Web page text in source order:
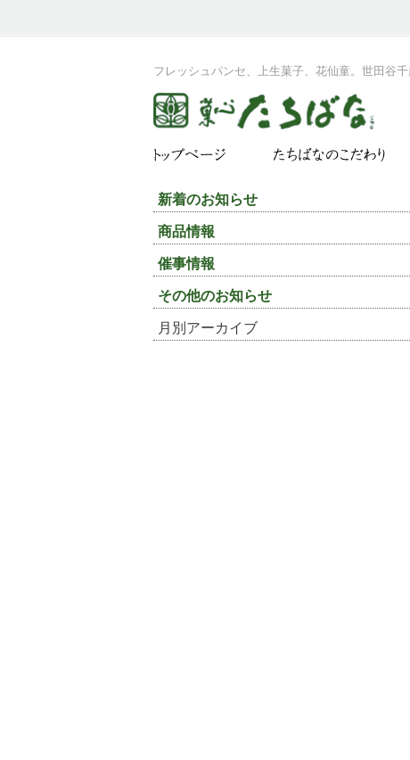
フレッシュパンセ、上生菓子、花仙童。世田谷
新着のお知らせ
商品情報
催事情報
その他のお知らせ
月別アーカイブ